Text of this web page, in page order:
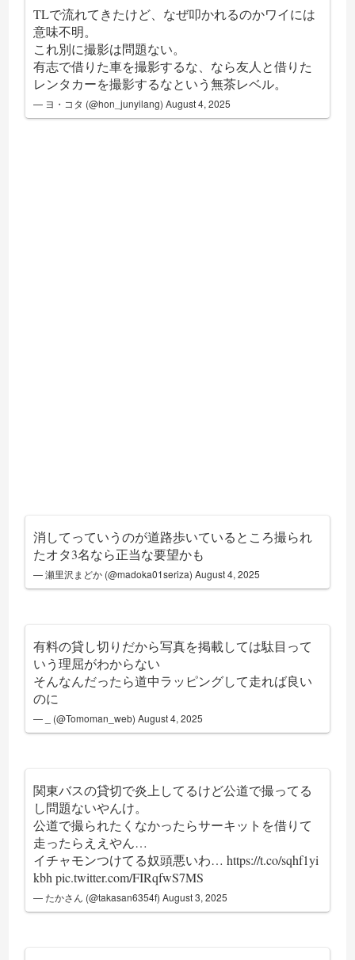
TLで流れてきたけど、なぜ叩かれるのかワイには
意味不明。
これ別に撮影は問題ない。
有志で借りた車を撮影するな、なら友人と借りた
レンタカーを撮影するなという無茶レベル。
— ヨ・コタ (@hon_junyilang)August 4, 2025
消してっていうのが道路歩いているところ撮られ
たオタ3名なら正当な要望かも
— 瀬里沢まどか (@madoka01seriza)August 4, 2025
有料の貸し切りだから写真を掲載しては駄目って
いう理屈がわからない
そんなんだったら道中ラッピングして走れば良い
のに
— _ (@Tomoman_web)August 4, 2025
関東バスの貸切で炎上してるけど公道で撮ってる
し問題ないやんけ。
公道で撮られたくなかったらサーキットを借りて
走ったらええやん…
イチャモンつけてる奴頭悪いわ…https://t.co/sqhf1yi
kbh pic.twitter.com/FIRqfwS7MS
— たかさん (@takasan6354f)August 3, 2025